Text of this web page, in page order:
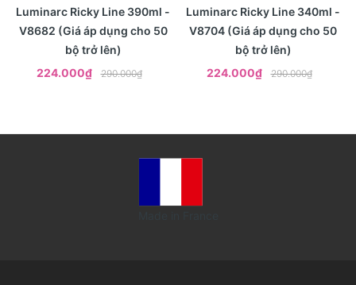
Luminarc Ricky Line 390ml -
V8682 (Giá áp dụng cho 50
bộ trở lên)
224.000₫
290.000₫
Luminarc Ricky Line 340ml -
V8704 (Giá áp dụng cho 50
bộ trở lên)
224.000₫
290.000₫